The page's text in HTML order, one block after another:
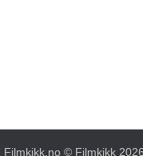
Filmkikk.no © Filmkikk 2026